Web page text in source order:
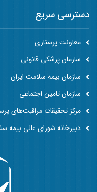
دسترسی سریع
معاونت پرستاری
سازمان پزشکی قانونی
سازمان بیمه سلامت ایران
سازمان تامین اجتماعی
مرکز تحقیقات مراقبت‌های
دبیرخانه شورای عالی بیمه